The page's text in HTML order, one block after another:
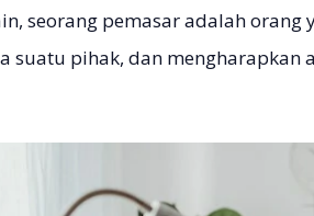
seorang pemasar adalah
suatu pihak, dan mengharapkan